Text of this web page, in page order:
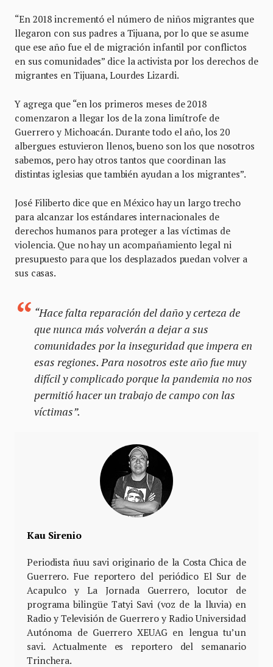
“En 2018 incrementó el número de niños migrantes que
llegaron con sus padres a Tijuana, por lo que se asume
que ese año fue el de migración infantil por conflictos
en sus comunidades” dice la activista por los derechos de
migrantes en Tijuana, Lourdes Lizardi.
Y agrega que “en los primeros meses de 2018
comenzaron a llegar los de la zona limítrofe de
Guerrero y Michoacán. Durante todo el año, los 20
albergues estuvieron llenos, bueno son los que nosotros
sabemos, pero hay otros tantos que coordinan las
distintas iglesias que también ayudan a los migrantes”.
José Filiberto dice que en México hay un largo trecho
para alcanzar los estándares internacionales de
derechos humanos para proteger a las víctimas de
violencia. Que no hay un acompañamiento legal ni
presupuesto para que los desplazados puedan volver a
sus casas.
“Hace falta reparación del daño y certeza de
que nunca más volverán a dejar a sus
comunidades por la inseguridad que impera en
esas regiones. Para nosotros este año fue muy
difícil y complicado porque la pandemia no nos
permitió hacer un trabajo de campo con las
víctimas”.
Kau Sirenio
Periodista ñuu savi originario de la Costa Chica de
Guerrero. Fue reportero del periódico El Sur de
Acapulco y La Jornada Guerrero, locutor de
programa bilingüe Tatyi Savi (voz de la lluvia) en
Radio y Televisión de Guerrero y Radio Universidad
Autónoma de Guerrero XEUAG en lengua tu’un
savi. Actualmente es reportero del semanario
Trinchera.